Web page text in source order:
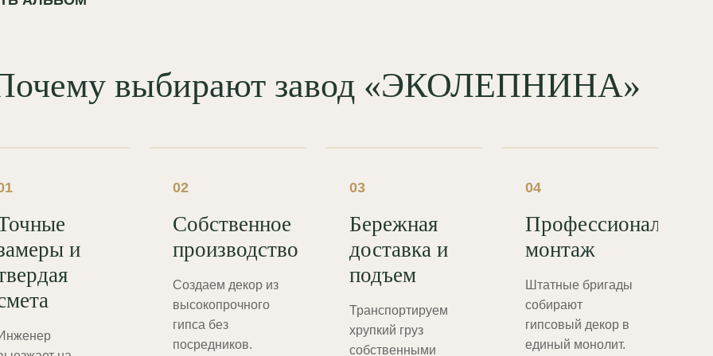
выбирают завод «ЭКОЛЕПНИНА»
и
02
Собственное
производство
Создаем декор из
высокопрочного
гипса без
посредников.
03
Бережная
доставка и
подъем
Транспортируем
хрупкий груз
собственными
04
Профессиональный
монтаж
Штатные бригады
собирают
гипсовый декор в
единый монолит.